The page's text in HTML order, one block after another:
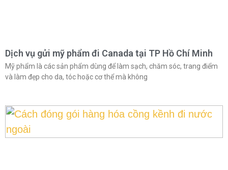
Dịch vụ gửi mỹ phẩm đi Canada tại TP Hồ Chí Minh
Mỹ phẩm là các sản phẩm dùng để làm sạch, chăm sóc, trang điểm
và làm đẹp cho da, tóc hoặc cơ thể mà không